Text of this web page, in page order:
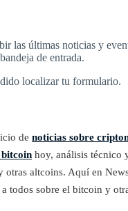
las últimas noticias y
de entrada.
localizar tu formulario.
de noticias sobre
bitcoin hoy, análisis técnico
altcoins. Aquí en
todos sobre el bitcoin y